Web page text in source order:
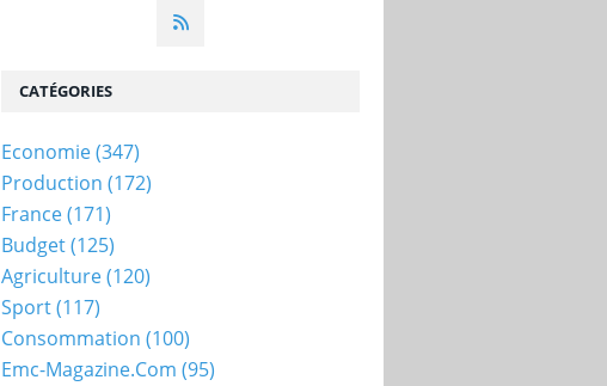
CATÉGORIES
Economie(347)
Production (172)
France(171)
Budget(125)
Agriculture(120)
Sport(117)
Consommation (100)
Emc-Magazine.com (95)